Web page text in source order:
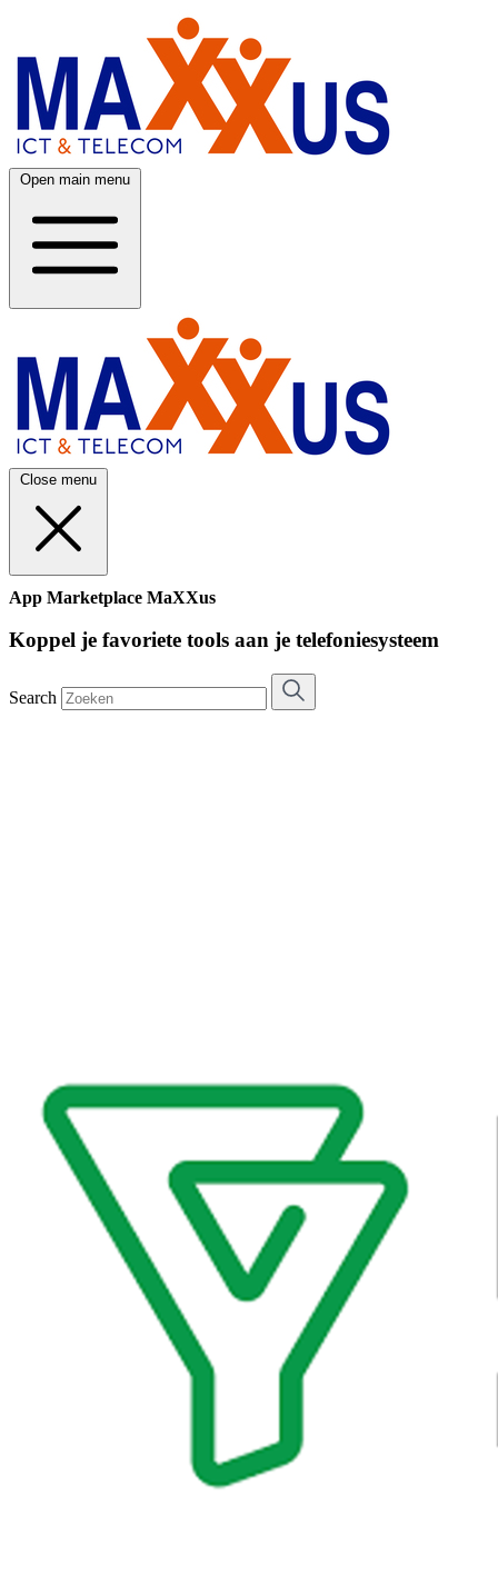
Open main menu
Close menu
App Marketplace MaXXus
Koppel je favoriete tools aan je telefoniesysteem
Search